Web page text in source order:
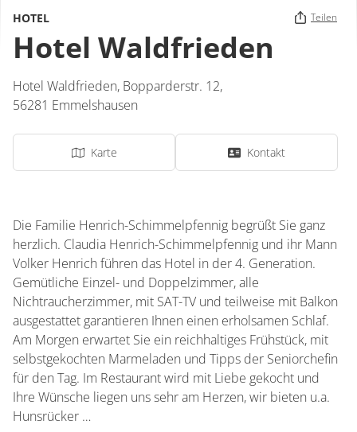
HOTEL Teilen
Hotel Waldfrieden
Hotel Waldfrieden, Bopparderstr. 12,
56281 Emmelshausen
Karte Kontakt
Die Familie Henrich-Schimmelpfennig begrüßt Sie ganz
herzlich. Claudia Henrich-Schimmelpfennig und ihr Mann
Volker Henrich führen das Hotel in der 4. Generation.
Gemütliche Einzel- und Doppelzimmer, alle
Nichtraucherzimmer, mit SAT-TV und teilweise mit Balkon
ausgestattet garantieren Ihnen einen erholsamen Schlaf.
Am Morgen erwartet Sie ein reichhaltiges Frühstück, mit
selbstgekochten Marmeladen und Tipps der Seniorchefin
für den Tag. Im Restaurant wird mit Liebe gekocht und
Ihre Wünsche liegen uns sehr am Herzen, wir bieten u.a.
Hunsrücker …